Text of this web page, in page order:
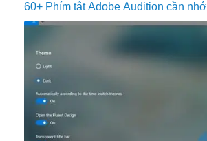
60+ Phím tắt Adobe Audition cần nhớ